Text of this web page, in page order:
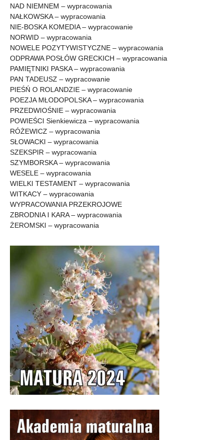
NAD NIEMNEM – wypracowania
NAŁKOWSKA – wypracowania
NIE-BOSKA KOMEDIA – wypracowanie
NORWID – wypracowania
NOWELE POZYTYWISTYCZNE – wypracowania
ODPRAWA POSŁÓW GRECKICH – wypracowania
PAMIĘTNIKI PASKA – wypracowania
PAN TADEUSZ – wypracowanie
PIEŚŃ O ROLANDZIE – wypracowanie
POEZJA MŁODOPOLSKA – wypracowania
PRZEDWIOŚNIE – wypracowania
POWIEŚCI Sienkiewicza – wypracowania
RÓŻEWICZ – wypracowania
SŁOWACKI – wypracowania
SZEKSPIR – wypracowania
SZYMBORSKA – wypracowania
WESELE – wypracowania
WIELKI TESTAMENT – wypracowania
WITKACY – wypracowania
WYPRACOWANIA PRZEKROJOWE
ZBRODNIA I KARA – wypracowania
ŻEROMSKI – wypracowania